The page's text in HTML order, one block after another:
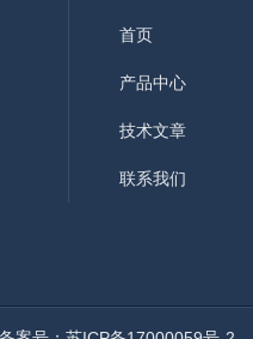
首页
产品中心
技术文章
联系我们